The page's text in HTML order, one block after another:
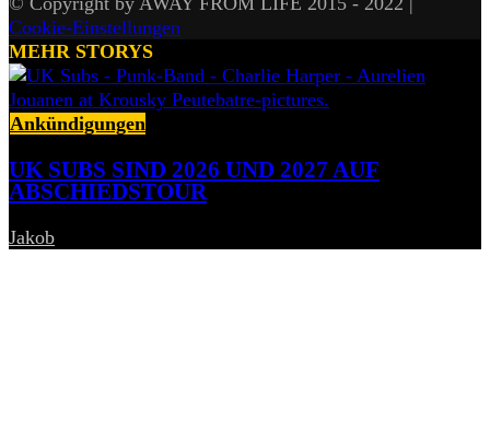
Cookie-Einstellungen
MEHR STORYS
Ankündigungen
UK SUBS SIND 2026 UND 2027 AUF
ABSCHIEDSTOUR
Jakob